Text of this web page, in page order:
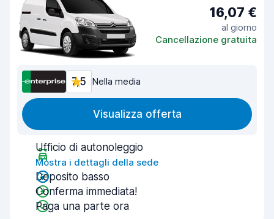
16,07 €
al giorno
Cancellazione gratuita
7,5 Nella media
Visualizza offerta
Ufficio di autonoleggio
Mostra i dettagli della sede
Deposito basso
Conferma immediata!
Paga una parte ora